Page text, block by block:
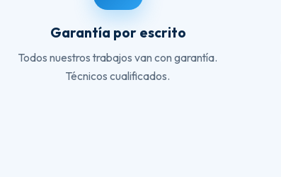
Garantía por escrito
Todos nuestros trabajos van con garantía.
Técnicos cualificados.